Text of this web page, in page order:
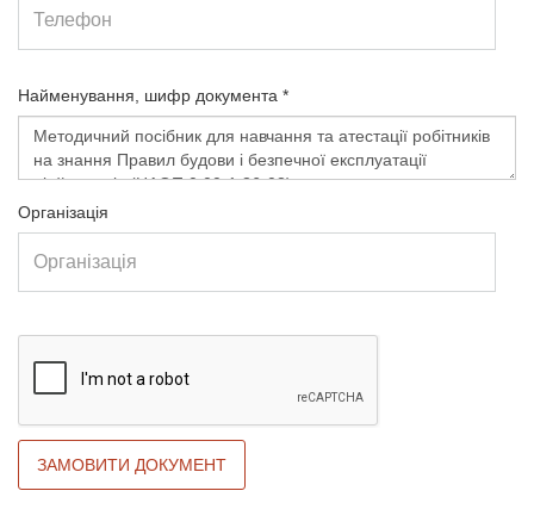
Найменування, шифр документа *
Організація